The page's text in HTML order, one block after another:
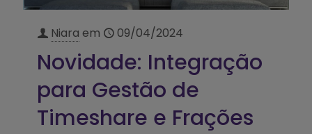
Niara em 09/04/2024
Novidade: Integração
para Gestão de
Timeshare e Frações